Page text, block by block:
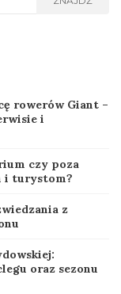
rowerów Giant –
i
czy poza
i turystom?
z
oraz sezonu